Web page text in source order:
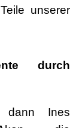
unserer
durch
dann Ines